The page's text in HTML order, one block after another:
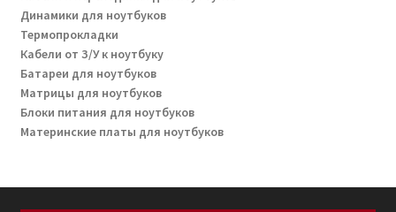
Динамики для ноутбуков
Термопрокладки
Кабели от З/У к ноутбуку
Батареи для ноутбуков
Матрицы для ноутбуков
Блоки питания для ноутбуков
Материнские платы для ноутбуков